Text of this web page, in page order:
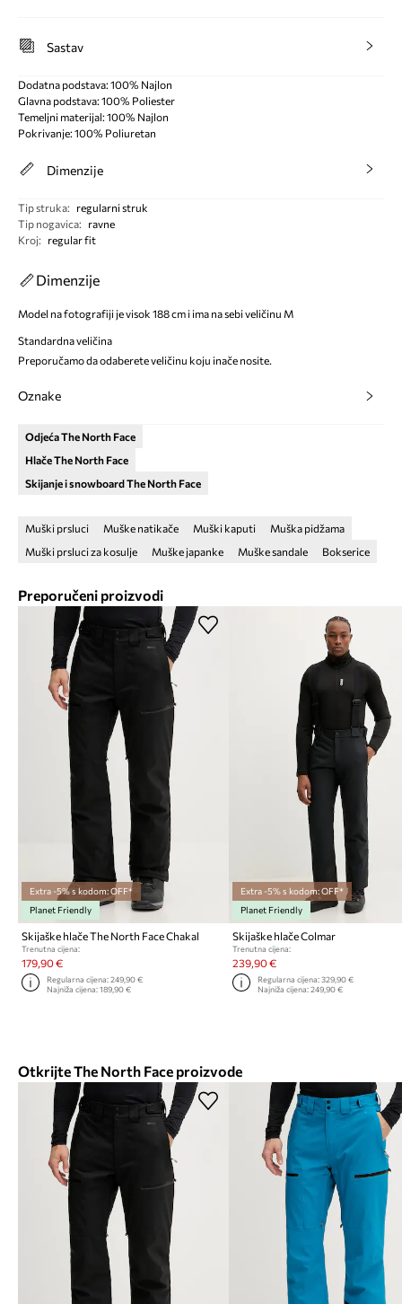
Sastav
Dodatna podstava: 100% Najlon
Glavna podstava: 100% Poliester
Temeljni materijal: 100% Najlon
Pokrivanje: 100% Poliuretan
Dimenzije
Tip struka:
regularni struk
Tip nogavica:
ravne
Kroj: regular fit
Dimenzije
Model na fotografiji je visok 188 cm i ima na sebi veličinu M
Standardna veličina
Preporučamo da odaberete veličinu koju inače nosite.
Oznake
Odjeća The North Face
Hlače The North Face
Skijanje i snowboard The North Face
Muški prsluci Muške natikače Muški kaputi
Muška pidžama
Muški prsluci za kosulje
Muške japanke Muške sandale Bokserice
Preporučeni proizvodi
Extra -5% s kodom: OFF*
Planet Friendly
Skijaške hlače The North Face Chakal
Trenutna cijena:
179,90 €
Regularna cijena:249,90 €
Najniža cijena:189,90 €
Extra -5% s kodom: OFF*
Planet Friendly
Skijaške hlače Colmar
Trenutna cijena:
239,90 €
Regularna cijena: 329,90 €
Najniža cijena: 249,90 €
Otkrijte The North Face proizvode